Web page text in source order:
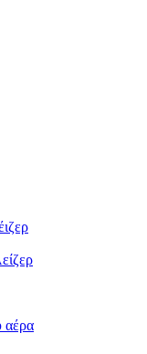
αέρα